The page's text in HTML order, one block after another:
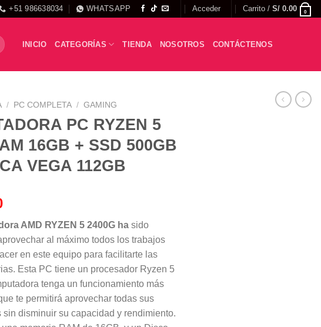
+51 986638034 WHATSAPP Acceder Carrito / S/ 0.00 0
INICIO CATEGORÍAS TIENDA NOSOTROS CONTÁCTENOS
/ PC COMPLETA / GAMING
PC RYZEN 5
16GB + SSD 500GB
VEGA 112GB
AMD RYZEN 5 2400G ha sido
al máximo todos los trabajos
en este equipo para facilitarte las
Esta PC tiene un procesador Ryzen 5
tenga un funcionamiento más
te permitirá aprovechar todas sus
disminuir su capacidad y rendimiento.